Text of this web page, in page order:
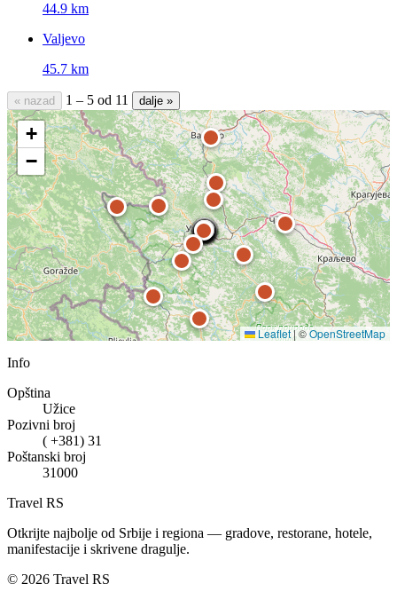
44.9 km
Valjevo
45.7 km
« nazad 1 – 5 od 11 dalje »
+
−
Leaflet|©OpenStreetMap
Info
Opština
Užice
Pozivni broj
( +381) 31
Poštanski broj
31000
Travel RS
Otkrijte najbolje od Srbije i regiona — gradove, restorane, hotele,
manifestacije i skrivene dragulje.
© 2026 Travel RS